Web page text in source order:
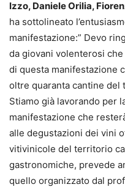
Izzo, Daniele Orilia,
ha sottolineato
manifestazione:” Devo
da giovani volenterosi
di questa manifestazione
oltre quaranta cantine
Stiamo già lavorando per
manifestazione che
alle degustazioni dei vini
vitivinicole del territorio
gastronomiche, prevede
quello organizzato dal